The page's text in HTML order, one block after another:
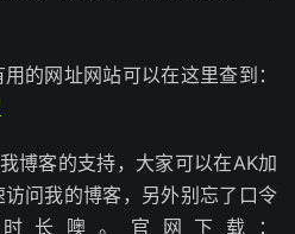
的网址网站可以在这里查到：
博客的支持，大家可以在AK加
问我的博客，另外别忘了口令
长噢。官网下载：